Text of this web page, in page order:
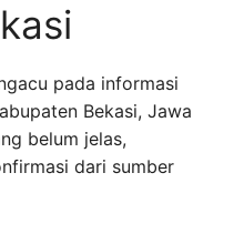
pada informasi
Bekasi, Jawa
belum jelas,
dari sumber